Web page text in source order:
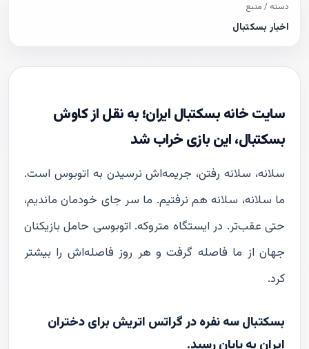
دسته / منبع
اخبار بسکتبال
سایت خانه بسکتبال ایران؛ به نقل از کاوش
بسکتبال، این بازی خراب شد
سلانه، سلانه رفتن، جریمه‌اش نرسیدن به اتوبوس است.
ما سلانه، سلانه هم نرفتیم. ما سر جای خودمان ماندیم،
حتی عقب‌تر. در ایستگاه متروکه. اتوبوسی حامل بازیکنان
جهان از ما فاصله گرفت و هر روز فاصله‌اش را بیشتر
کرد.
بسکتبال سه نفره در گراتس اتریش برای دختران